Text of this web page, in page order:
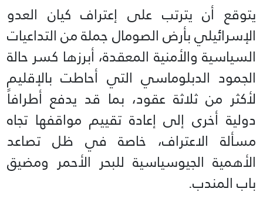
يتوقع أن يترتب على إعتراف كيان العدو
الإسرائيلي بأرض الصومال جملة من التداعيات
السياسية والأمنية المعقدة، أبرزها كسر حالة
الجمود الدبلوماسي التي أحاطت بالإقليم
لأكثر من ثلاثة عقود، بما قد يدفع أطرافاً
دولية أخرى إلى إعادة تقييم مواقفها تجاه
مسألة الاعتراف، خاصة في ظل تصاعد
الأهمية الجيوسياسية للبحر الأحمر ومضيق
باب المندب.